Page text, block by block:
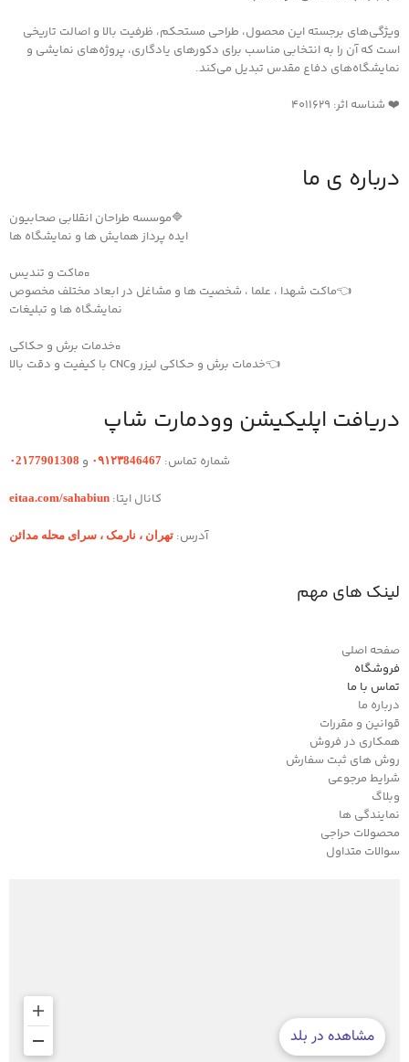
ویژگی‌های برجسته این محصول، طراحی مستحکم، ظرفیت بالا و اصالت تاریخی
است که آن را به انتخابی مناسب برای دکورهای یادگاری، پروژه‌های نمایشی و
نمایشگاه‌های دفاع مقدس تبدیل می‌کند.
❤️ شناسه اثر: 4011629
درباره ی ما
🔷موسسه طراحان انقلابی صحابیون
ایده پرداز همایش ها و نمایشگاه ها
▫️ماکت و تندیس
👈ماکت شهدا ، علما ، شخصیت ها و مشاغل در ابعاد مختلف مخصوص
نمایشگاه ها و تبلیغات
▫️خدمات برش و حکاکی
👈خدمات برش و حکاکی لیزر وCNC با کیفیت و دقت بالا
دریافت اپلیکیشن وودمارت شاپ
شماره تماس: ۰۹۱۲۳846467 و ۰2۱77901308
کانال ایتا: eitaa.com/sahabiun
آدرس: تهران ،‌ نارمک ، سرای محله مدائن
لینک های مهم
صفحه اصلی
فروشگاه
تماس با ما
درباره ما
قوانین و مقررات
همکاری در فروش
روش های ثبت سفارش
شرایط مرجوعی
وبلاگ
نمایندگی ها
محصولات حراجی
سوالات متداول